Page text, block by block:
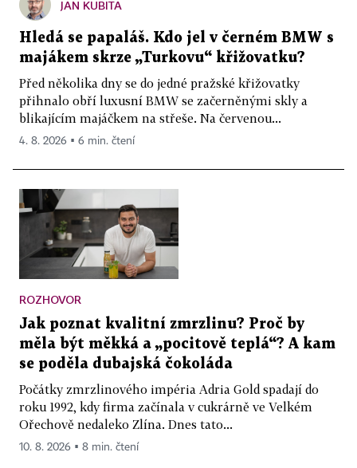
JAN KUBITA
Hledá se papaláš. Kdo jel v černém BMW s
majákem skrze „Turkovu“ křižovatku?
Před několika dny se do jedné pražské křižovatky
přihnalo obří luxusní BMW se začerněnými skly a
blikajícím majáčkem na střeše. Na červenou...
4. 8. 2026 ▪ 6 min. čtení
ROZHOVOR
Jak poznat kvalitní zmrzlinu? Proč by
měla být měkká a „pocitově teplá“? A kam
se poděla dubajská čokoláda
Počátky zmrzlinového impéria Adria Gold spadají do
roku 1992, kdy firma začínala v cukrárně ve Velkém
Ořechově nedaleko Zlína. Dnes tato...
10. 8. 2026 ▪ 8 min. čtení